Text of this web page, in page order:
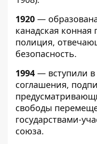
1920 —
канадская
полиция,
безопасность.
1994 — вступили
соглашения,
свободы
государствами-
союза.